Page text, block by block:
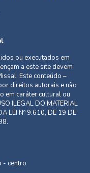
ou executados em
a este site devem
Este conteúdo –
direitos autorais e não
em caráter cultural ou
ILEGAL DO MATERIAL
LEI Nº 9.610, DE 19 DE
- centro